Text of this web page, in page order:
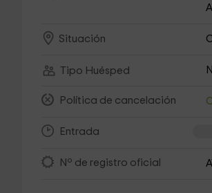
Situación
Tipo Huésped
Política de cancelación
Entrada
Nº de registro oficial